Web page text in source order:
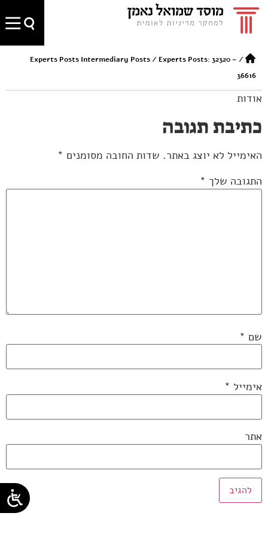
/
Experts Posts Intermediary Posts/ Experts Posts: 32320 –
36616
אודות
כתיבת תגובה
האימייל לא יוצג באתר. שדות החובה מסומנים *
התגובה שלך *
שם *
אימייל *
אתר